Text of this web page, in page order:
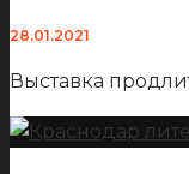
28.01.2021
Выставка